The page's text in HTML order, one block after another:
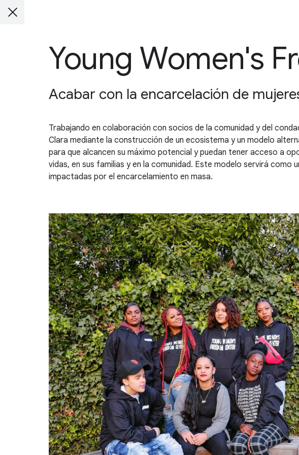
Young Women's
Acabar con la encarcelación de
Trabajando en colaboración con socios de la comunidad y del
Clara mediante la construcción de un ecosistema y un modelo
para que alcancen su máximo potencial y puedan tener acceso a
vidas, en sus familias y en la comunidad. Este modelo servirá como
impactadas por el encarcelamiento en masa.